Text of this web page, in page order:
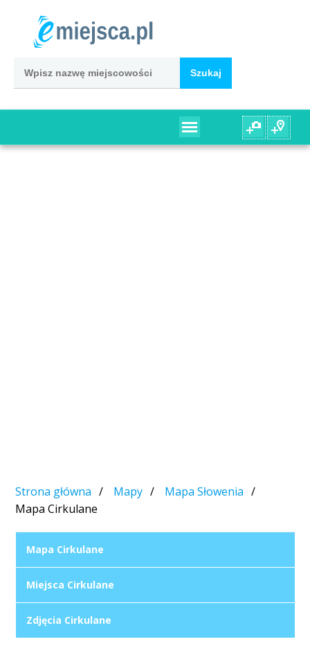
Strona główna Mapy
Mapa Słowenia
Mapa Cirkulane
Mapa Cirkulane
Miejsca Cirkulane
Zdjęcia Cirkulane